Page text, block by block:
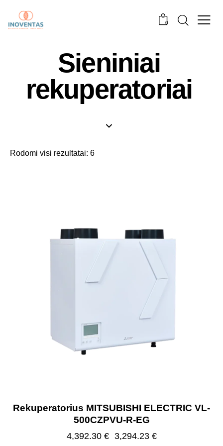
0
Sieniniai
rekuperatoriai
Rodomi visi rezultatai: 6
Rekuperatorius MITSUBISHI ELECTRIC VL-
500CZPVU-R-EG
4,392.30 € 3,294.23 €